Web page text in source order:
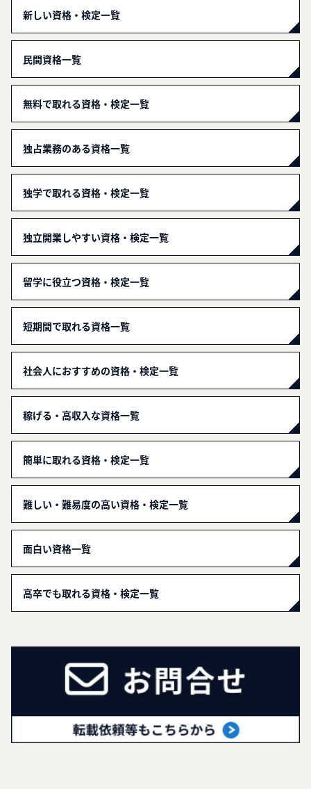
新しい資格・検定一覧
民間資格一覧
無料で取れる資格・検定一覧
独占業務のある資格一覧
独学で取れる資格・検定一覧
独立開業しやすい資格・検定一覧
留学に役立つ資格・検定一覧
短期間で取れる資格一覧
社会人におすすめの資格・検定一覧
稼げる・高収入な資格一覧
簡単に取れる資格・検定一覧
難しい・難易度の高い資格・検定一覧
面白い資格一覧
高卒でも取れる資格・検定一覧